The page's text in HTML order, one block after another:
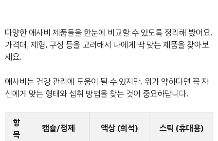
다양한 애사비 제품들을 한눈에 비교할 수 있도록 정리해 봤어요.
가격대, 제형, 구성 등을 고려해서 나에게 딱 맞는 제품을 찾아보
세요.
애사비는 건강 관리에 도움이 될 수 있지만, 위가 약하다면 꼭 자
신에게 맞는 형태와 섭취 방법을 찾는 것이 중요하답니다.
항
목
캡슐/정제 액상 (희석) 스틱 (휴대용)